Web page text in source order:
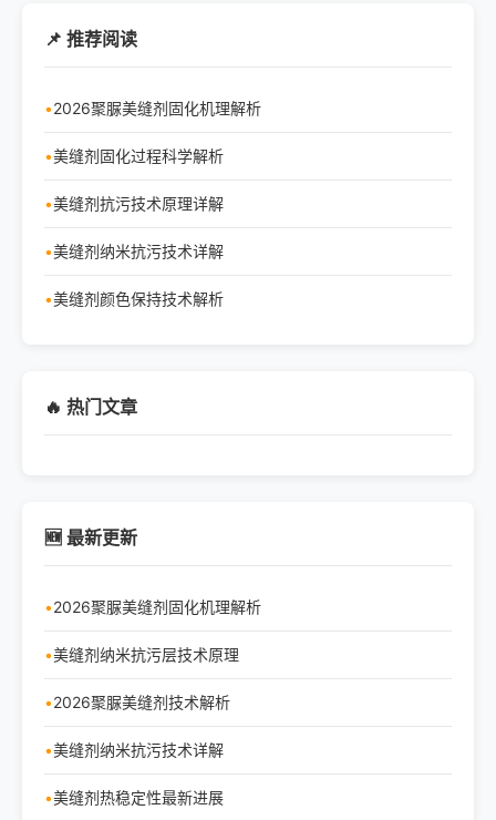
📌 推荐阅读
2026聚脲美缝剂固化机理解析
美缝剂固化过程科学解析
美缝剂抗污技术原理详解
美缝剂纳米抗污技术详解
美缝剂颜色保持技术解析
🔥 热门文章
🆕 最新更新
2026聚脲美缝剂固化机理解析
美缝剂纳米抗污层技术原理
2026聚脲美缝剂技术解析
美缝剂纳米抗污技术详解
美缝剂热稳定性最新进展